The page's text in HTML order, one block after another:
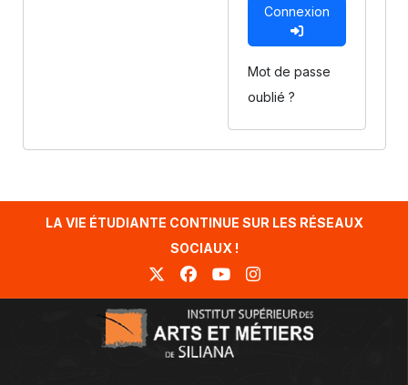
Mot de passe
oublié ?
LA VIE ÉTUDIANTE CONTINUE SUR LES RÉSEAUX
SOCIAUX !